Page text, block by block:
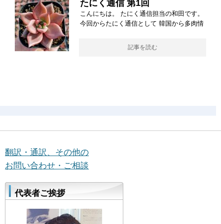
たにく通信 第1回
こんにちは。 たにく通信担当の和田です。
今回からたにく通信として 韓国から多肉情
記事を読む
翻訳・通訳、その他の
お問い合わせ・ご相談
代表者ご挨拶